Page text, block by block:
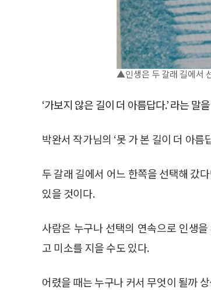
▲인생은 두 갈래 길에서
‘가보지 않은 길이 더 아름답다.’ 라는 말
박완서 작가님의 ‘못 가 본 길이 더 아름
두 갈래 길에서 어느 한쪽을 선택해 갔
있을 것이다.
사람은 누구나 선택의 연속으로 인생
고 미소를 지을 수도 있다.
어렸을 때는 누구나 커서 무엇이 될까